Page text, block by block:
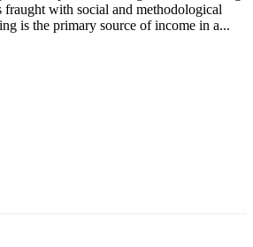
with social and methodological
is the primary source of income in a...